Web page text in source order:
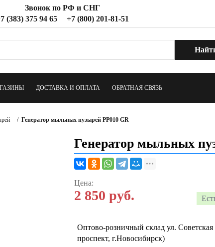
Звонок по РФ и СНГ
(383) 375 94 65
+7 (800) 201-81-51
ДОСТАВКА И ОПЛАТА ОБРАТНАЯ СВЯЗЬ
/ Генератор мыльных пузырей PP010 GR
Генератор мыльных
Цена:
2 850 руб.
Оптово-розничный склад ул.
проспект, г.Новосибирск)